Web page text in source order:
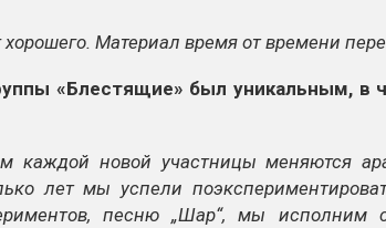
Материал время от времени
«Блестящие» был уникальным, в
каждой новой участницы меняются
лет мы успели
песню „Шар“, мы исполним